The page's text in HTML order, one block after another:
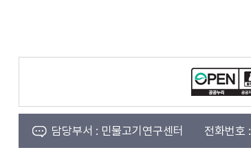
담당부서 : 민물고기연구센터 전화번호 :